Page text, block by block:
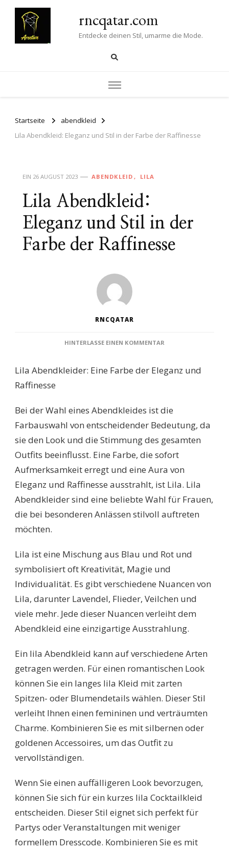
rncqatar.com
Entdecke deinen Stil, umarme die Mode.
Startseite
abendkleid
Lila Abendkleid: Eleganz und Stil in der Farbe der Raffinesse
EIN 26 AUGUST 2023 ABENDKLEID LILA
Lila Abendkleid:
Eleganz und Stil in der
Farbe der Raffinesse
RNCQATAR
HINTERLASSE EINEN KOMMENTAR
ELEGANZ
DER
DER
RAFFINESSE
Lila Abendkleider: Eine Farbe der Eleganz und
Raffinesse
Bei der Wahl eines Abendkleides ist die
Farbauswahl von entscheidender Bedeutung, da
sie den Look und die Stimmung des gesamten
Outfits beeinflusst. Eine Farbe, die sofort
Aufmerksamkeit erregt und eine Aura von
Eleganz und Raffinesse ausstrahlt, ist Lila. Lila
Abendkleider sind eine beliebte Wahl für Frauen,
die bei besonderen Anlässen stilvoll auftreten
möchten.
Lila ist eine Mischung aus Blau und Rot und
symbolisiert oft Kreativität, Magie und
Individualität. Es gibt verschiedene Nuancen von
Lila, darunter Lavendel, Flieder, Veilchen und
viele mehr. Jede dieser Nuancen verleiht dem
Abendkleid eine einzigartige Ausstrahlung.
Ein lila Abendkleid kann auf verschiedene Arten
getragen werden. Für einen romantischen Look
können Sie ein langes lila Kleid mit zarten
Spitzen- oder Blumendetails wählen. Dieser Stil
verleiht Ihnen einen femininen und verträumten
Charme. Kombinieren Sie es mit silbernen oder
goldenen Accessoires, um das Outfit zu
vervollständigen.
Wenn Sie einen auffälligeren Look bevorzugen,
können Sie sich für ein kurzes lila Cocktailkleid
entscheiden. Dieser Stil eignet sich perfekt für
Partys oder Veranstaltungen mit weniger
formellem Dresscode. Kombinieren Sie es mit